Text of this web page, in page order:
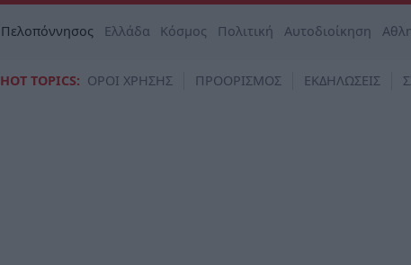
Πελοπόννησος Ελλάδα Κόσμος Πολιτική Αυτοδιοίκηση
HOT TOPICS: ΟΡΟΙ ΧΡΗΣΗΣ ΠΡΟΟΡΙΣΜΟΣ ΕΚΔΗΛΩΣΕΙΣ